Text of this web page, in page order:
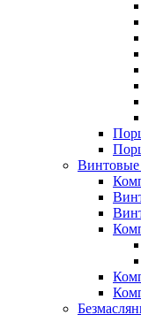
Винтовые